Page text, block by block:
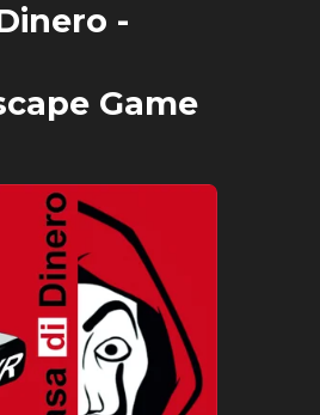
-
Game